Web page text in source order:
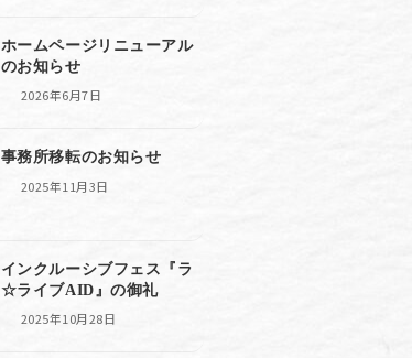
ホームページリニューアル
のお知らせ
2026年6月7日
事務所移転のお知らせ
2025年11月3日
インクルーシブフェス『ラ
☆ライブAID』の御礼
2025年10月28日